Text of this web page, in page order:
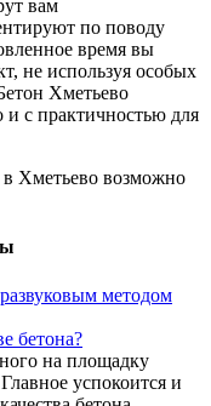
вам
по поводу
время вы
не используя особых
Хметьево
с практичностью для
Хметьево возможно
бетона?
на площадку
успокоится и